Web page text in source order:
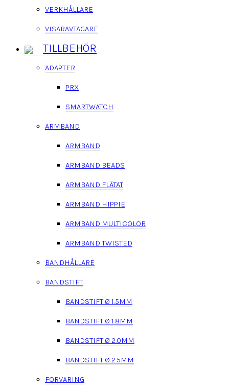
VERKHÅLLARE
VISARAVTAGARE
TILLBEHÖR
ADAPTER
PRX
SMARTWATCH
ARMBAND
ARMBAND
ARMBAND BEADS
ARMBAND FLÄTAT
ARMBAND HIPPIE
ARMBAND MULTICOLOR
ARMBAND TWISTED
BANDHÅLLARE
BANDSTIFT
BANDSTIFT Ø 1.5MM
BANDSTIFT Ø 1.8MM
BANDSTIFT Ø 2.0MM
BANDSTIFT Ø 2.5MM
FÖRVARING